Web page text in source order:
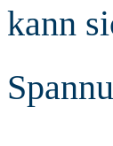
kann